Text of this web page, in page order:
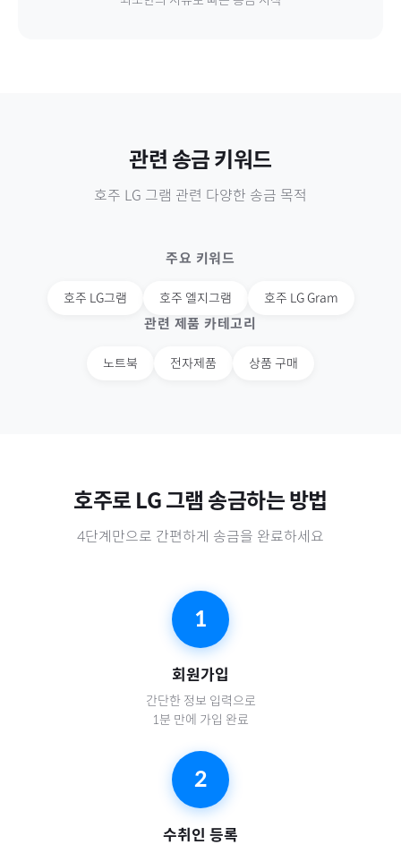
관련 송금 키워드
호주 LG 그램 관련 다양한 송금 목적
주요 키워드
호주 LG그램 호주 엘지그램 호주 LG Gram
관련 제품 카테고리
노트북 전자제품 상품 구매
호주로 LG 그램 송금하는 방법
4단계만으로 간편하게 송금을 완료하세요
1
회원가입
간단한 정보 입력으로
1분 만에 가입 완료
2
수취인 등록